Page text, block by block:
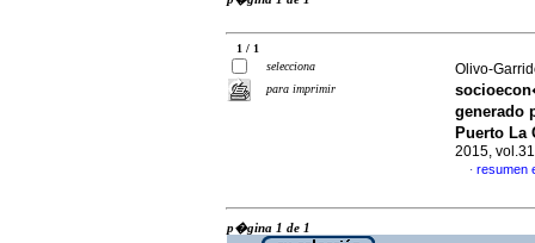
1 / 1
selecciona
para imprimir
Olivo-
generado
Puerto La
2015,
· resumen
p�gina 1 de 1